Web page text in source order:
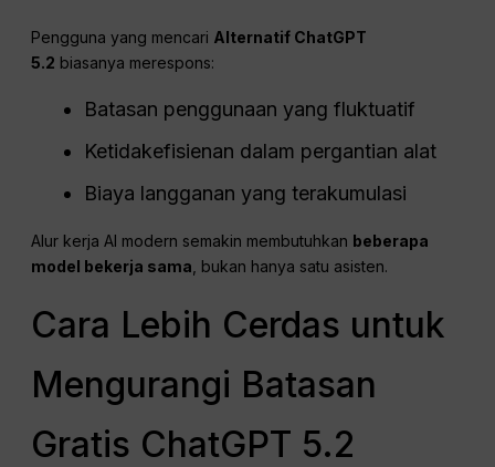
Pengguna yang mencari Alternatif ChatGPT
5.2 biasanya merespons:
Batasan penggunaan yang fluktuatif
Ketidakefisienan dalam pergantian alat
Biaya langganan yang terakumulasi
Alur kerja AI modern semakin membutuhkan beberapa
model bekerja sama , bukan hanya satu asisten.
Cara Lebih Cerdas untuk
Mengurangi Batasan
Gratis ChatGPT 5.2